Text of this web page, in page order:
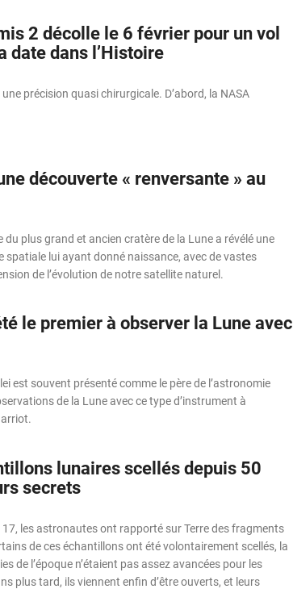
2 décolle le 6 février pour un vol
date dans l’Histoire
précision quasi chirurgicale. D’abord, la NASA
découverte « renversante » au
du plus grand et ancien cratère de la Lune a révélé une
lui ayant donné naissance, avec de vastes
de l’évolution de notre satellite naturel.
le premier à observer la Lune avec
est souvent présenté comme le père de l’astronomie
de la Lune avec ce type d’instrument à
lunaires scellés depuis 50
secrets
les astronautes ont rapporté sur Terre des fragments
de ces échantillons ont été volontairement scellés, la
de l’époque n’étaient pas assez avancées pour les
plus tard, ils viennent enfin d’être ouverts, et leurs